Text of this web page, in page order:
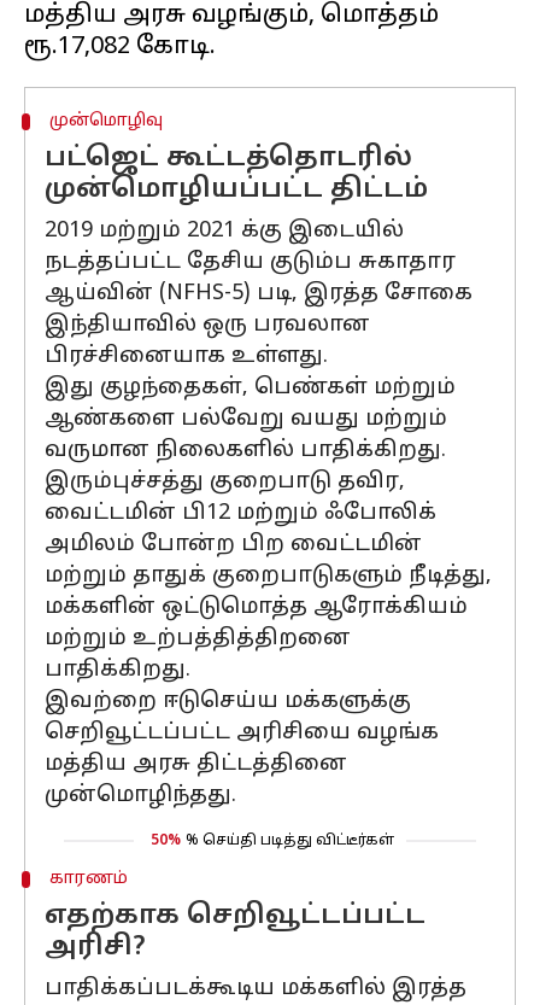
மத்திய அரசு வழங்கும், மொத்தம்
முன்மொழிவு
பட்ஜெட் கூட்டத்தொடரில்
முன்மொழியப்பட்ட திட்டம்
2019 மற்றும் 2021 க்கு இடையில்
நடத்தப்பட்ட தேசிய குடும்ப சுகாதார
ஆய்வின் (NFHS-5) படி, இரத்த சோகை
இந்தியாவில் ஒரு பரவலான
பிரச்சினையாக உள்ளது.
இது குழந்தைகள், பெண்கள் மற்றும்
ஆண்களை பல்வேறு வயது மற்றும்
வருமான நிலைகளில் பாதிக்கிறது.
இரும்புச்சத்து குறைபாடு தவிர,
வைட்டமின் பி12 மற்றும் ஃபோலிக்
அமிலம் போன்ற பிற வைட்டமின்
மற்றும் தாதுக் குறைபாடுகளும் நீடித்து,
மக்களின் ஒட்டுமொத்த ஆரோக்கியம்
மற்றும் உற்பத்தித்திறனை
பாதிக்கிறது.
இவற்றை ஈடுசெய்ய மக்களுக்கு
செறிவூட்டப்பட்ட அரிசியை வழங்க
மத்திய அரசு திட்டத்தினை
முன்மொழிந்தது.
50% % செய்தி படித்து விட்டீர்கள்
காரணம்
எதற்காக செறிவூட்டப்பட்ட
அரிசி?
பாதிக்கப்படக்கூடிய மக்களில் இரத்த